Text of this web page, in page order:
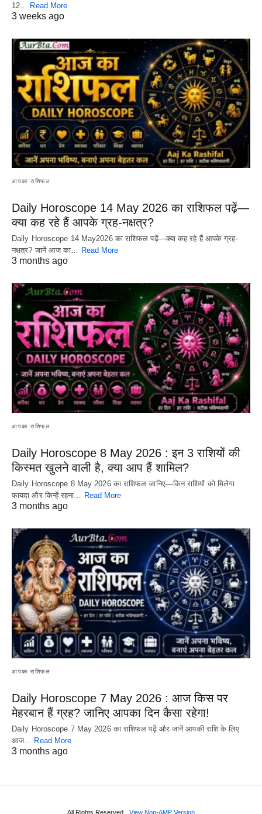
12… Read More
3 weeks ago
आपका राशिफल
Daily Horoscope 14 May 2026 का राशिफल पढ़ें—
क्या कह रहे हैं आपके ग्रह-नक्षत्र?
Daily Horoscope 14 May2026 का राशिफल पढ़ें—क्या कह रहे हैं आपके ग्रह-
नक्षत्र? जानें आज का… Read More
3 months ago
आपका राशिफल
Daily Horoscope 8 May 2026 : इन 3 राशियों की
किस्मत खुलने वाली है, क्या आप हैं शामिल?
Daily Horoscope 8 May 2026 का राशिफल जानिए—किन राशियों को मिलेगा
फायदा और किन्हें रहना…
Read More
3 months ago
आपका राशिफल
Daily Horoscope 7 May 2026 : आज किस पर
मेहरबान हैं ग्रह? जानिए आपका दिन कैसा रहेगा!
Daily Horoscope 7 May 2026 का राशिफल पढ़ें और जानें आपकी राशि के लिए
आज… Read More
3 months ago
All Rights Reserved View Non-AMP Version